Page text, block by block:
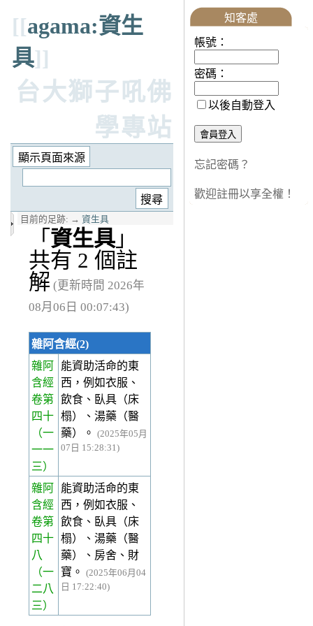
[[agama:資生
具]]
台大獅子吼佛
學專站
目前的足跡: → 資生具
「 資生具 」
共有 2 個註
解 (更新時間 2026年
08月06日 00:07:43)
雜阿含經(2)
雜阿
含經
卷第
四十
（一
一一
三）
能資助活命的東
西，例如衣服、
飲食、臥具（床
榻）、湯藥（醫
藥）。
(2025年05月
07日 15:28:31)
雜阿
含經
卷第
四十
八
（一
二八
三）
能資助活命的東
西，例如衣服、
飲食、臥具（床
榻）、湯藥（醫
藥）、房舍、財
寶。
(2025年06月04
日 17:22:40)
知客處
帳號：
密碼：
以後自動登入
忘記密碼？
歡迎註冊以享全權！